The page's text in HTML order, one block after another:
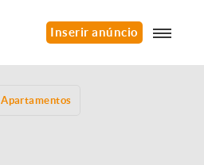
Inserir anúncio
Apartamentos